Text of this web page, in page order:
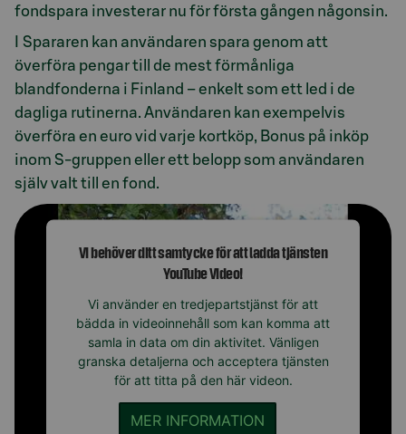
fondspara investerar nu för första gången någonsin.
I Spararen kan användaren spara genom att
överföra pengar till de mest förmånliga
blandfonderna i Finland – enkelt som ett led i de
dagliga rutinerna. Användaren kan exempelvis
överföra en euro vid varje kortköp, Bonus på inköp
inom S-gruppen eller ett belopp som användaren
själv valt till en fond.
Vi behöver ditt samtycke för att ladda tjänsten
YouTube Video!
Vi använder en tredjepartstjänst för att
bädda in videoinnehåll som kan komma att
samla in data om din aktivitet. Vänligen
granska detaljerna och acceptera tjänsten
för att titta på den här videon.
MER INFORMATION